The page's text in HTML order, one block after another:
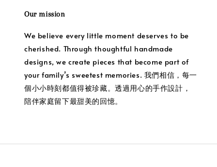
Our mission
We believe every little moment deserves to be
cherished. Through thoughtful handmade
designs, we create pieces that become part of
your family’s sweetest memories. 我們相信，每一
個小小時刻都值得被珍藏。透過用心的手作設計，
陪伴家庭留下最甜美的回憶。